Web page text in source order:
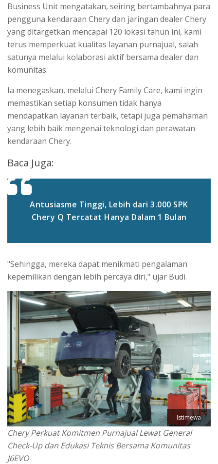
Business Unit mengatakan, seiring bertambahnya para
pengguna kendaraan Chery dan jaringan dealer Chery
yang ditargetkan mencapai 120 lokasi tahun ini, kami
terus memperkuat kualitas layanan purnajual, salah
satunya melalui kolaborasi aktif bersama dealer dan
komunitas.
Ia menegaskan, melalui Chery Family Care, kami ingin
memastikan setiap konsumen tidak hanya
mendapatkan layanan terbaik, tetapi juga pemahaman
yang lebih baik mengenai teknologi dan perawatan
kendaraan Chery.
Baca Juga:
Antusiasme Tinggi, Lebih dari 3.000 SPK
Chery Q Tercatat Hanya Dalam 1 Bulan
"Sehingga, mereka dapat menikmati pengalaman
kepemilikan dengan lebih percaya diri," ujar Budi.
Istimewa
Chery Perkuat Komitmen Purnajual Lewat General
Check-Up dan Edukasi Teknis Bersama Komunitas
J6EVO